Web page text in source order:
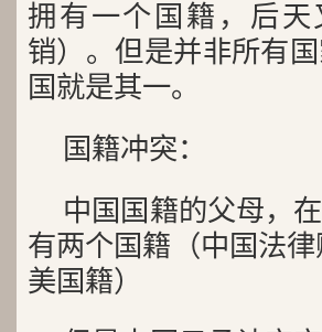
拥有一个国籍，后
销）。但是并非所有
国就是其一。
国籍冲突：
中国国籍的父母，
有两个国籍（中国法
美国籍）